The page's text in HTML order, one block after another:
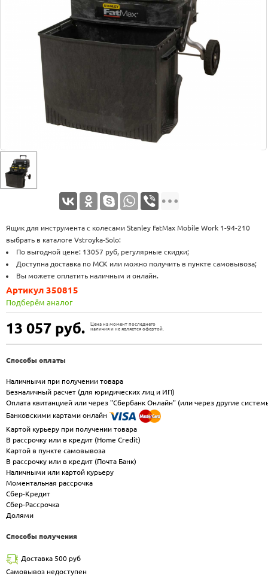
Ящик для инструмента с колесами Stanley FatMax Mobile Work 1-94-210
выбрать в каталоге Vstroyka-Solo:
По выгодной цене: 13057 руб, регулярные скидки;
Доступна доставка по МСК или можно получить в пункте самовывоза;
Вы можете оплатить наличным и онлайн.
13 057 руб.
Цена на момент последнего
наличия и не является офертой.
Артикул 350815
Подберём аналог
Способы оплаты
Наличными при получении товара
Безналичный расчет (для юридических лиц и ИП)
Оплата квитанцией или через "Сбербанк Онлайн" (или через другие
Банковскими картами онлайн
Картой курьеру при получении товара
В рассрочку или в кредит (Home Credit)
Картой в пункте самовывоза
В рассрочку или в кредит (Почта Банк)
Наличными или картой курьеру
Моментальная рассрочка
Сбер-Кредит
Сбер-Рассрочка
Долями
Способы получения
Доставка 500 руб
Самовывоз недоступен